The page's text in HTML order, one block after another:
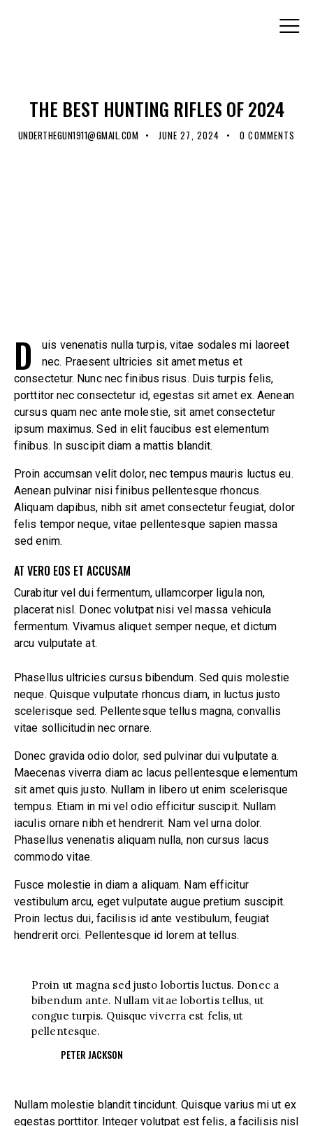
THE BEST HUNTING RIFLES OF 2024
UNDERTHEGUN1911@GMAIL.COM JUNE 27, 2024 0 COMMENTS
D
uis venenatis nulla turpis, vitae sodales mi laoreet
nec. Praesent ultricies sit amet metus et
consectetur. Nunc nec finibus risus. Duis turpis felis,
porttitor nec consectetur id, egestas sit amet ex. Aenean
cursus quam nec ante molestie, sit amet consectetur
ipsum maximus. Sed in elit faucibus est elementum
finibus. In suscipit diam a mattis blandit.
Proin accumsan velit dolor, nec tempus mauris luctus eu.
Aenean pulvinar nisi finibus pellentesque rhoncus.
Aliquam dapibus, nibh sit amet consectetur feugiat, dolor
felis tempor neque, vitae pellentesque sapien massa
sed enim.
AT VERO EOS ET ACCUSAM
Curabitur vel dui fermentum, ullamcorper ligula non,
placerat nisl. Donec volutpat nisi vel massa vehicula
fermentum. Vivamus aliquet semper neque, et dictum
arcu vulputate at.
Phasellus ultricies cursus bibendum. Sed quis molestie
neque. Quisque vulputate rhoncus diam, in luctus justo
scelerisque sed. Pellentesque tellus magna, convallis
vitae sollicitudin nec ornare.
Donec gravida odio dolor, sed pulvinar dui vulputate a.
Maecenas viverra diam ac lacus pellentesque elementum
sit amet quis justo. Nullam in libero ut enim scelerisque
tempus. Etiam in mi vel odio efficitur suscipit. Nullam
iaculis ornare nibh et hendrerit. Nam vel urna dolor.
Phasellus venenatis aliquam nulla, non cursus lacus
commodo vitae.
Fusce molestie in diam a aliquam. Nam efficitur
vestibulum arcu, eget vulputate augue pretium suscipit.
Proin lectus dui, facilisis id ante vestibulum, feugiat
hendrerit orci. Pellentesque id lorem at tellus.
Proin ut magna sed justo lobortis luctus. Donec a
bibendum ante. Nullam vitae lobortis tellus, ut
congue turpis. Quisque viverra est felis, ut
pellentesque.
PETER JACKSON
Nullam molestie blandit tincidunt. Quisque varius mi ut ex
egestas porttitor. Integer volutpat est felis, a facilisis nisl